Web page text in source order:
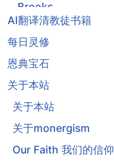
Brooks
Owen
Traill
Thomas Waston
Goodwin
Flavel
Colquhoun
戴恩·奥特伦
AI翻译清教徒书籍
每日灵修
恩典宝石
关于本站
关于本站
关于monergism
Our Faith 我们的信仰